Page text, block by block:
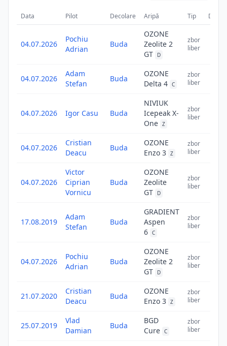
Data Pilot Decolare Aripă Tip
04.07.2026
Pochiu
Adrian
Buda
OZONE
Zeolite 2
GT
D
zbor
liber
04.07.2026
Adam
Stefan
Buda
OZONE
Delta 4 C
zbor
liber
04.07.2026 Igor Casu Buda
NIVIUK
Icepeak X-
One Z
zbor
liber
04.07.2026
Cristian
Deacu
Buda
OZONE
Enzo 3 Z
zbor
liber
04.07.2026
Victor
Ciprian
Vornicu
Buda
OZONE
Zeolite
GT
D
zbor
liber
17.08.2019
Adam
Stefan
Buda
GRADIENT
Aspen
6 C
zbor
liber
04.07.2026
Pochiu
Adrian
Buda
OZONE
Zeolite 2
GT
D
zbor
liber
21.07.2020
Cristian
Deacu
Buda
OZONE
Enzo 3 Z
zbor
liber
25.07.2019
Vlad
Damian
Buda
BGD
Cure C
zbor
liber